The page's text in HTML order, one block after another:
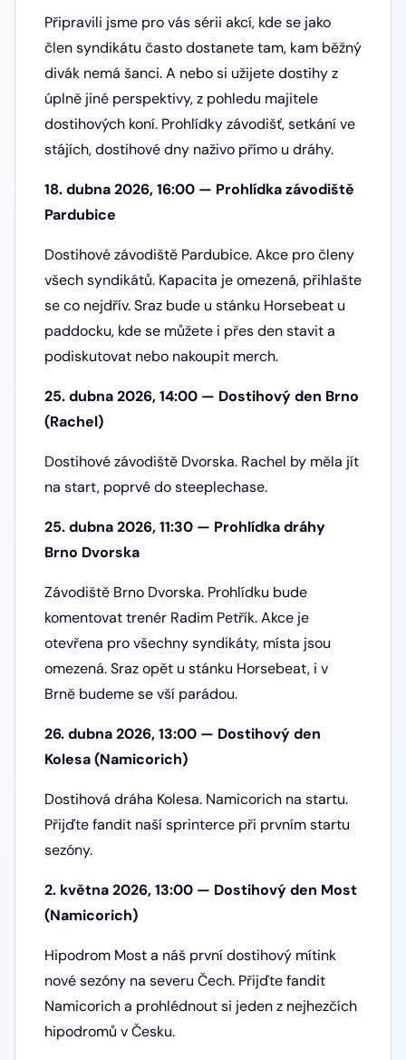
Připravili jsme pro vás sérii akcí, kde se jako
člen syndikátu často dostanete tam, kam běžný
divák nemá šanci. A nebo si užijete dostihy z
úplně jiné perspektivy, z pohledu majitele
dostihových koní. Prohlídky závodišť, setkání ve
stájích, dostihové dny naživo přímo u dráhy.
18. dubna 2026, 16:00 — Prohlídka závodiště
Pardubice
Dostihové závodiště Pardubice. Akce pro členy
všech syndikátů. Kapacita je omezená, přihlašte
se co nejdřív. Sraz bude u stánku Horsebeat u
paddocku, kde se můžete i přes den stavit a
podiskutovat nebo nakoupit merch.
25. dubna 2026, 14:00 — Dostihový den Brno
(Rachel)
Dostihové závodiště Dvorska. Rachel by měla jít
na start, poprvé do steeplechase.
25. dubna 2026, 11:30 — Prohlídka dráhy
Brno Dvorska
Závodiště Brno Dvorska. Prohlídku bude
komentovat trenér Radim Petřík. Akce je
otevřena pro všechny syndikáty, místa jsou
omezená. Sraz opět u stánku Horsebeat, i v
Brně budeme se vší parádou.
26. dubna 2026, 13:00 — Dostihový den
Kolesa (Namicorich)
Dostihová dráha Kolesa. Namicorich na startu.
Přijďte fandit naší sprinterce při prvním startu
sezóny.
2. května 2026, 13:00 — Dostihový den Most
(Namicorich)
Hipodrom Most a náš první dostihový mítink
nové sezóny na severu Čech. Přijďte fandit
Namicorich a prohlédnout si jeden z nejhezčích
hipodromů v Česku.